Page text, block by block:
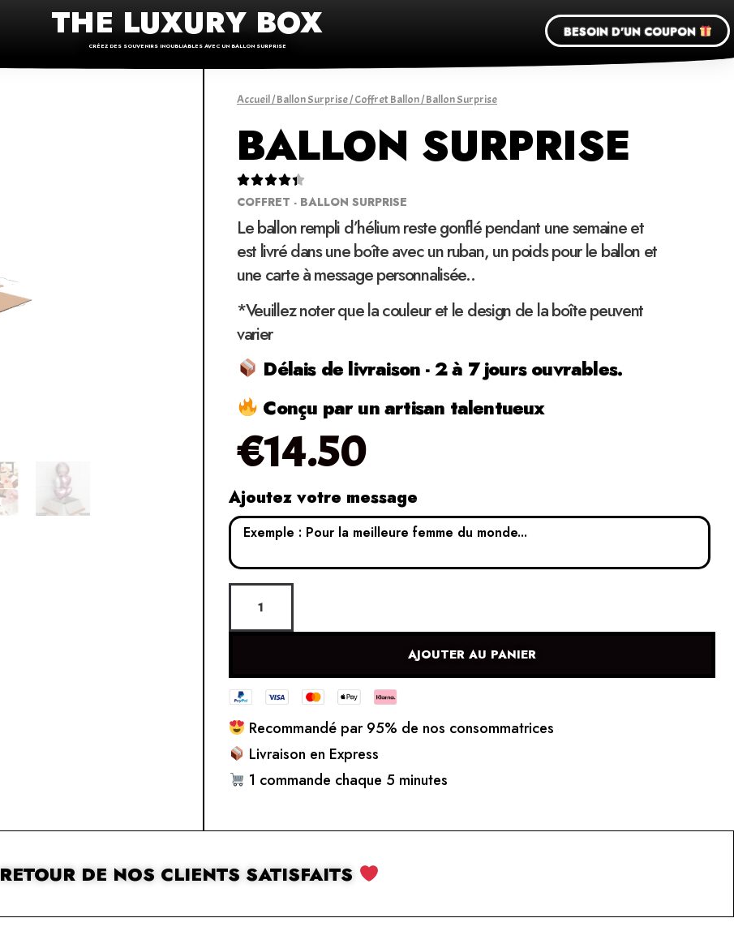
THE LUXURY BOX
CRÉEZ DES SOUVENIRS INOUBLIABLES AVEC UN BALLON SURPRISE
BESOIN D'UN COUPON
Accueil/Ballon Surprise/Coffret Ballon/ Ballon Surprise
BALLON SURPRISE

COFFRET - BALLON SURPRISE
Le ballon rempli d’hélium reste gonflé pendant une semaine et
est livré dans une boîte avec un ruban, un poids pour le ballon et
une carte à message personnalisée..
*Veuillez noter que la couleur et le design de la boîte peuvent
varier
Délais de livraison - 2 à 7 jours ouvrables.
Conçu par un artisan talentueux
€14.50
Ajoutez votre message
AJOUTER AU PANIER
Recommandé par 95% de nos consommatrices
Livraison en Express
1 commande chaque 5 minutes
RETOUR DE NOS CLIENTS SATISFAITS